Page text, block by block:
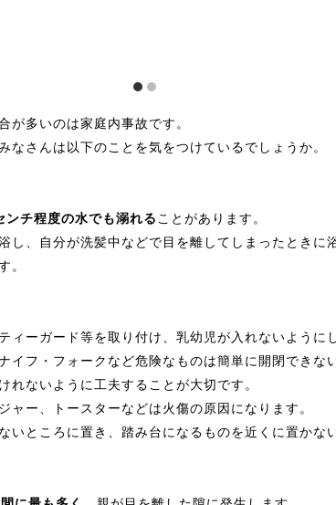
が多いのは家庭内事故です。
なさんは以下のことを気をつけているでしょうか。
ンチ程度の水でも溺れることがあります。
し、自分が洗髪中などで目を離してしまったときに
。
ィーガード等を取り付け、乳幼児が入れないように
イフ・フォークなど危険なものは簡単に開閉できな
れないように工夫することが大切です。
ャー、トースターなどは火傷の原因になります。
いところに置き、踏み台になるものを近くに置かな